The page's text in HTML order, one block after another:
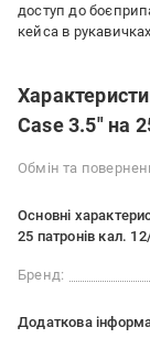
доступ до
кейса в
Case 3.5" на
Обмін та
Основні
25 патронів кал.
Бренд:
Додаткова